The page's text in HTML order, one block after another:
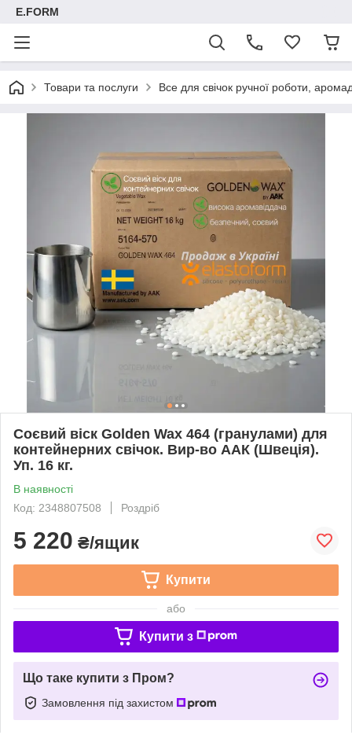
E.FORM
Товари та послуги Все для свічок ручної роботи,
Соєвий віск Golden Wax 464 (гранулами) для
контейнерних свічок. Вир-во ААК (Швеція).
Уп. 16 кг.
В наявності
Код: 2348807508
Роздріб
5 220 ₴/ящик
Купити
або
Купити з
Що таке купити з Пром?
Замовлення під захистом